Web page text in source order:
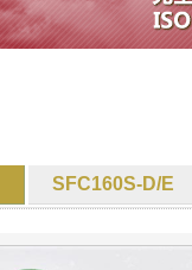
SFC160S-D/E